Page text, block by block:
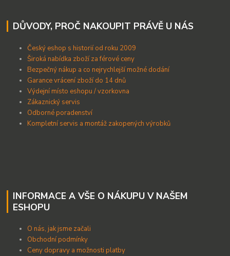
DŮVODY, PROČ NAKOUPIT PRÁVĚ U NÁS
Český eshop s historií od roku 2009
Široká nabídka zboží za férové ceny
Bezpečný nákup a co nejrychlejší možné dodání
Garance vrácení zboží do 14 dnů
Výdejní místo eshopu / vzorkovna
Zákaznický servis
Odborné poradenství
Kompletní servis a montáž zakopených výrobků
INFORMACE A VŠE O NÁKUPU V NAŠEM
ESHOPU
O nás, jak jsme začali
Obchodní podmínky
Ceny dopravy a možnosti platby